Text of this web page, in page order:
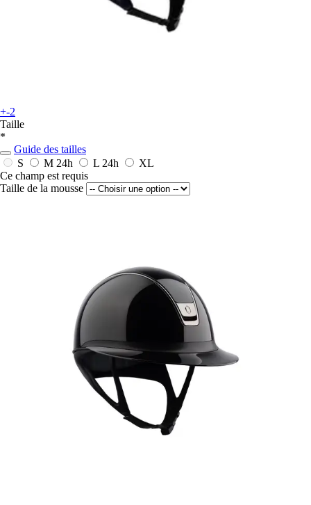
+-2
Taille
*
Guide des tailles
S
M 24h L 24h
XL
Ce champ est requis
Taille de la mousse